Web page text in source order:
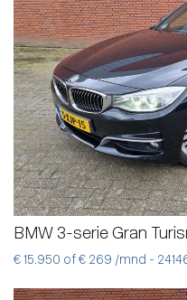
BMW 3-serie Gran
€ 15.950 of € 269 /mnd -